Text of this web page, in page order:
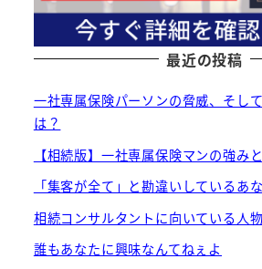
最近の投稿
一社専属保険パーソンの脅威、そし
は？
【相続版】一社専属保険マンの強み
「集客が全て」と勘違いしているあ
相続コンサルタントに向いている人
誰もあなたに興味なんてねぇよ